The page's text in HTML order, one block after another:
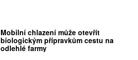
Mobilní chlazení může otevřít
biologickým přípravkům cestu na
odlehlé farmy